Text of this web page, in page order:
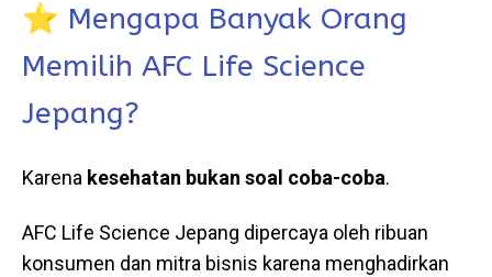
⭐ Mengapa Banyak Orang
Memilih AFC Life Science
Jepang?
Karena kesehatan bukan soal coba-coba.
AFC Life Science Jepang dipercaya oleh ribuan
konsumen dan mitra bisnis karena menghadirkan